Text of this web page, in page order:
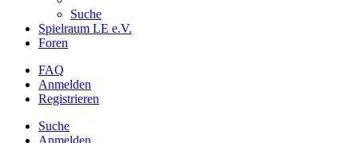
Suche
Spielraum LE e.V.
Foren
FAQ
Anmelden
Registrieren
Suche
Anmelden